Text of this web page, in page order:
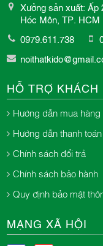
Xưởng sản xuất: Ấp
Hóc Môn, TP. HCM
0979.611.738
HỖ TRỢ KHÁCH
Hướng dẫn mua hàng
Hướng dẫn thanh toán
Chính sách đổi trả
Chính sách bảo hành
Quy định bảo mật
MẠNG XÃ HỘI